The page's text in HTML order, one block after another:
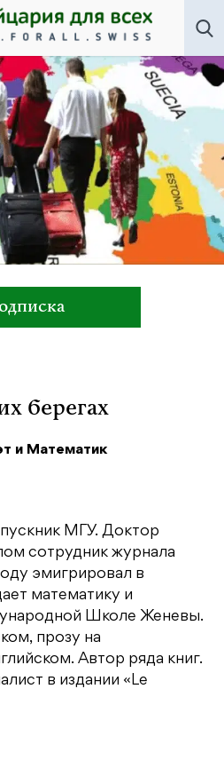
берегах
берегах
и Математик
МГУ. Доктор
сотрудник журнала
эмигрировал в
математику и
Школе Женевы.
прозу на
Автор ряда книг.
в издании «Le